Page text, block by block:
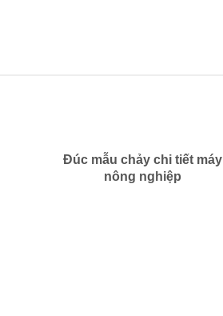
Đúc mẫu chảy chi tiết máy
nông nghiệp